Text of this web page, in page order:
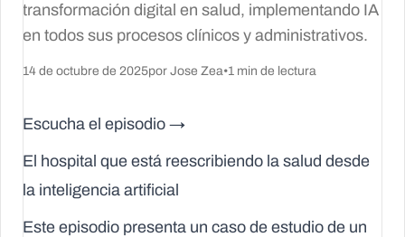
transformación digital en salud, implementando IA
en todos sus procesos clínicos y administrativos.
14 de octubre de 2025por Jose Zea•1 min de lectura
Escucha el episodio →
El hospital que está reescribiendo la salud desde
la inteligencia artificial
Este episodio presenta un caso de estudio de un